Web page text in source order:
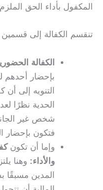
المكفول بأداء الحق
تنقسم الكفالة إلى
الكفالة
بإحضار أحدهم
التنويه إلى
الحدية نظرًا
شخص غير
فتكون بإحضار
وإما أن تكون
والأداء: وهنا
المدين مسبقًا